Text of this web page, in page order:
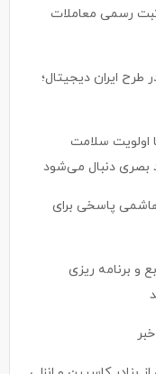
ثبت رسمی معاملات
متخصص در طرح ایران دیجیتال؛
اولویت سلامت
بصری دنبال می‌شود
هاشمی پاسخی برای
و برنامه ریزی